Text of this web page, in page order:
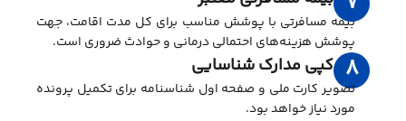
بیمه مسافرتی با پوشش مناسب برای کل مدت اقامت، جهت
پوشش هزینه‌های احتمالی درمانی و حوادث ضروری است.
8 کپی مدارک شناسایی
تصویر کارت ملی و صفحه اول شناسنامه برای تکمیل پرونده
مورد نیاز خواهد بود.